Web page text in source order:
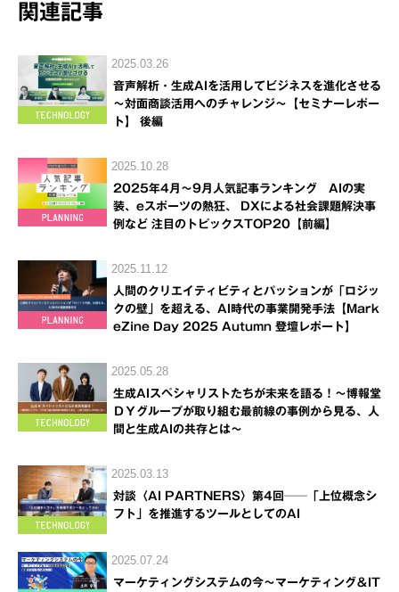
関連記事
2025.03.26
音声解析・生成AIを活用してビジネスを進化させる
～対面商談活用へのチャレンジ～【セミナーレポー
ト】 後編
2025.10.28
2025年4月～9月人気記事ランキング AIの実
装、eスポーツの熱狂、 DXによる社会課題解決事
例など 注目のトピックスTOP20【前編】
2025.11.12
人間のクリエイティビティとパッションが「ロジッ
クの壁」を超える、AI時代の事業開発手法【Mark
eZine Day 2025 Autumn 登壇レポート】
2025.05.28
生成AIスペシャリストたちが未来を語る！～博報堂
ＤＹグループが取り組む最前線の事例から見る、人
間と生成AIの共存とは～
2025.03.13
対談〈AI PARTNERS〉第4回──「上位概念シ
フト」を推進するツールとしてのAI
2025.07.24
マーケティングシステムの今～マーケティング＆IT